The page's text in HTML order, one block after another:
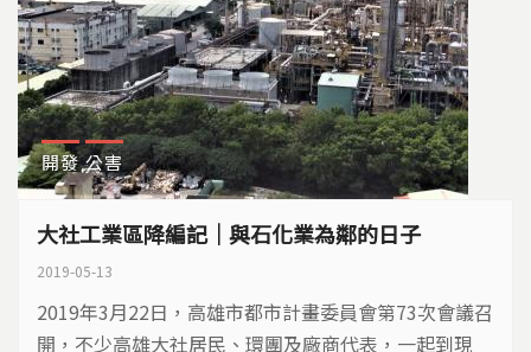
開發 公害
大社工業區降編記｜與石化業為鄰的日子
2019-05-13
2019年3月22日，高雄市都市計畫委員會第73次會議召
開，不少高雄大社居民、環團及廠商代表，一起到現